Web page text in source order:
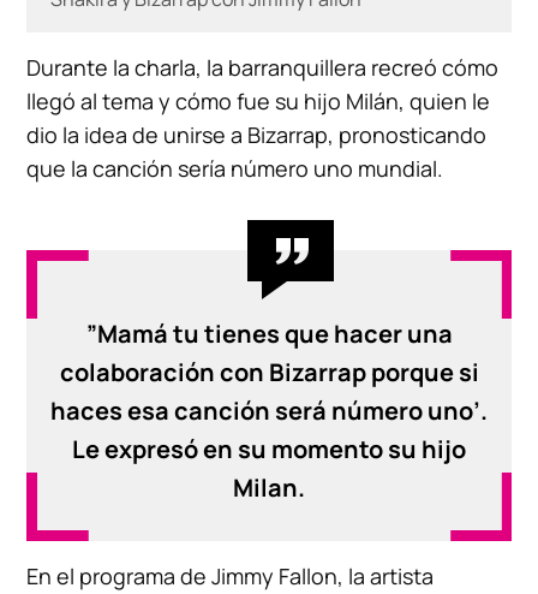
Durante la charla, la barranquillera recreó cómo
llegó al tema y cómo fue su hijo Milán, quien le
dio la idea de unirse a Bizarrap, pronosticando
que la canción sería número uno mundial.
”Mamá tu tienes que hacer una
colaboración con Bizarrap porque si
haces esa canción será número uno’.
Le expresó en su momento su hijo
Milan.
En el programa de Jimmy Fallon, la artista